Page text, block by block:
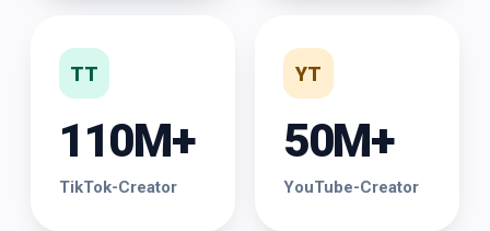
TT
110M+
TikTok-Creator
YT
50M+
YouTube-Creator